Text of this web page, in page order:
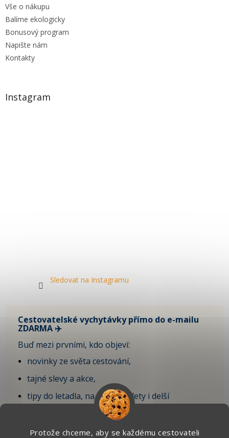
Protože chceme, aby se každému cestovateli
Vše o nákupu
Balíme ekologicky
Bonusový program
Napište nám
Kontakty
Instagram
Sledovat na Instagramu
Cestovatelské vychytávky přímo do e-mailu
ZDARMA ✈️
Buď mezi prvními, kdo objeví:
novinky ze světa cestování,
tajné slevy a akce,
tipy do letadla, na krátké výlety i delší
dovolenou,